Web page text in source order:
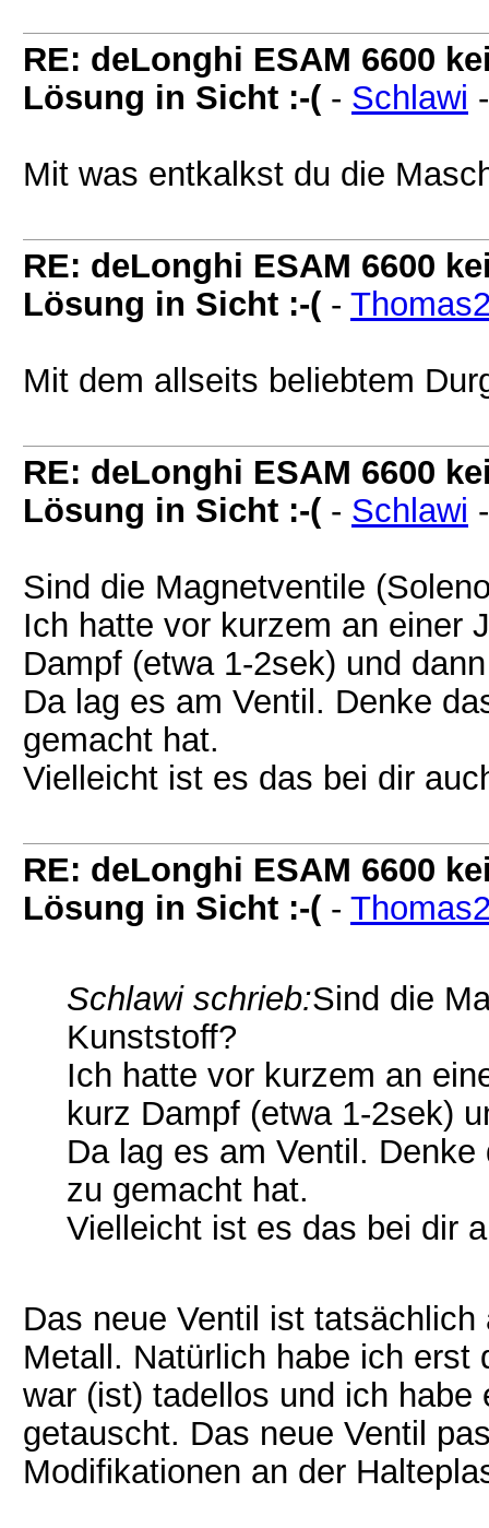
RE: deLonghi ESAM 6600
Lösung in Sicht :-( - Schlawi
Mit was entkalkst du die
RE: deLonghi ESAM 6600
Lösung in Sicht :-( -
Mit dem allseits beliebtem
RE: deLonghi ESAM 6600
Lösung in Sicht :-( - Schlawi
Sind die Magnetventile
Ich hatte vor kurzem an einer
Dampf (etwa 1-2sek) und
Da lag es am Ventil. Denke
gemacht hat.
Vielleicht ist es das bei dir
RE: deLonghi ESAM 6600
Lösung in Sicht :-( -
Schlawi schrieb:Sind die
Kunststoff?
Ich hatte vor kurzem an
kurz Dampf (etwa 1-2sek)
Da lag es am Ventil.
zu gemacht hat.
Vielleicht ist es das bei dir
Das neue Ventil ist
Metall. Natürlich habe ich erst
war (ist) tadellos und ich
getauscht. Das neue Ventil
Modifikationen an der